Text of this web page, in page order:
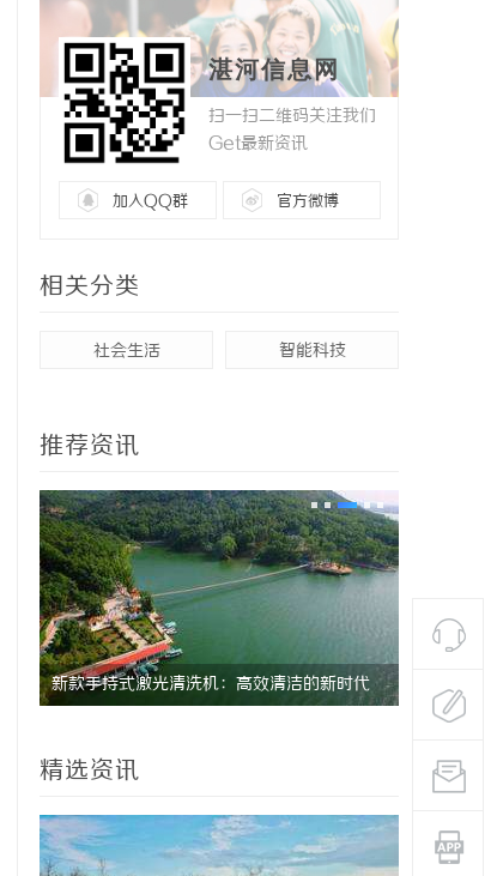
湛河信息网
扫一扫二维码关注我们
Get最新资讯
加入QQ群 官方微博
相关分类
社会生活 智能科技
推荐资讯
新款手持式激光清洗机：高效清洁的新时代 探秘昆明
精选资讯